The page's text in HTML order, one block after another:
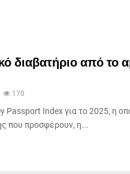
διαβατήριο από το
170
Passport Index για το 2025, η
που προσφέρουν, η...